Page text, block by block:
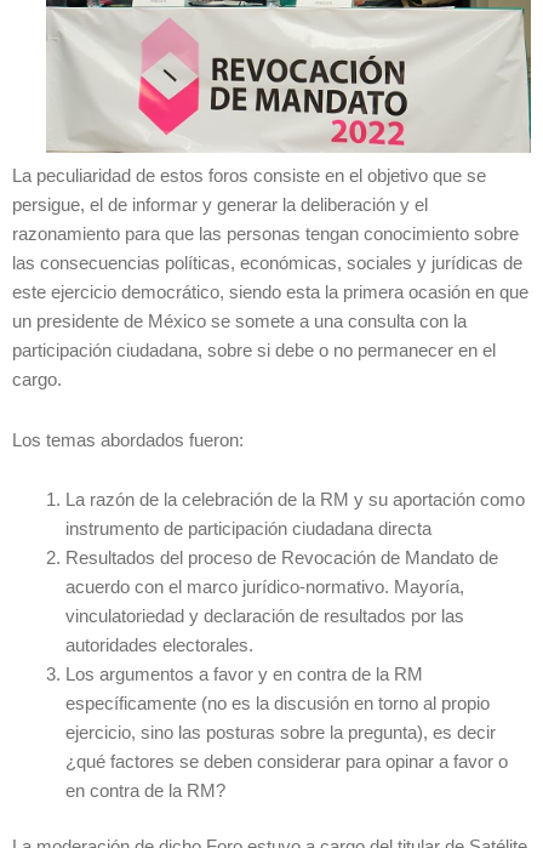
La peculiaridad de estos foros consiste en el objetivo que se
persigue, el de informar y generar la deliberación y el
razonamiento para que las personas tengan conocimiento sobre
las consecuencias políticas, económicas, sociales y jurídicas de
este ejercicio democrático, siendo esta la primera ocasión en que
un presidente de México se somete a una consulta con la
participación ciudadana, sobre si debe o no permanecer en el
cargo.
Los temas abordados fueron:
La razón de la celebración de la RM y su aportación como
instrumento de participación ciudadana directa
Resultados del proceso de Revocación de Mandato de
acuerdo con el marco jurídico-normativo. Mayoría,
vinculatoriedad y declaración de resultados por las
autoridades electorales.
Los argumentos a favor y en contra de la RM
específicamente (no es la discusión en torno al propio
ejercicio, sino las posturas sobre la pregunta), es decir
¿qué factores se deben considerar para opinar a favor o
en contra de la RM?